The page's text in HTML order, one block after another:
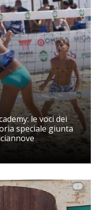
le voci dei
speciale giunta